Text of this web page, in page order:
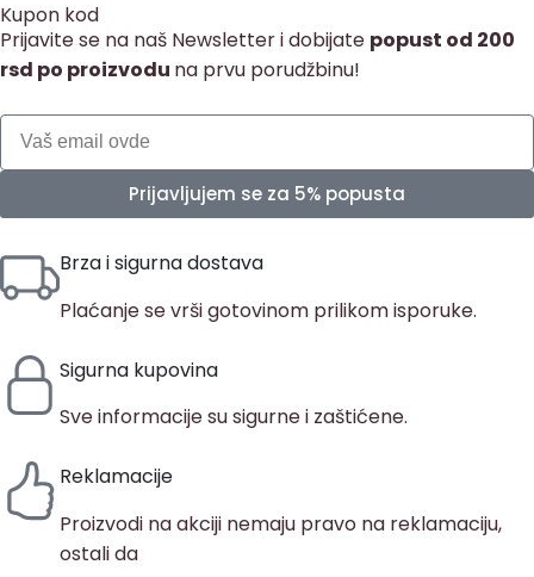
Kupon kod
Prijavite se na naš Newsletter i dobijate popust od 200
rsd po proizvodu na prvu porudžbinu!
Prijavljujem se za 5% popusta
Brza i sigurna dostava
Plaćanje se vrši gotovinom prilikom isporuke.
Sigurna kupovina
Sve informacije su sigurne i zaštićene.
Reklamacije
Proizvodi na akciji nemaju pravo na reklamaciju,
ostali da